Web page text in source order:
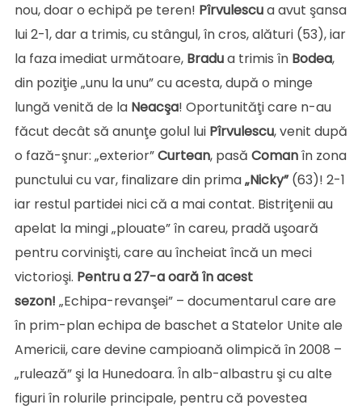
nou, doar o echipă pe teren! Pîrvulescua avut şansa
lui 2-1, dar a trimis, cu stângul, în cros, alături (53), iar
la faza imediat următoare, Bradua trimis în Bodea,
din poziţie „unu la unu” cu acesta, după o minge
lungă venită de la Neacşa! Oportunităţi care n-au
făcut decât să anunţe golul lui Pîrvulescu, venit după
o fază-şnur: „exterior”Curtean, pasă Comanîn zona
punctului cu var, finalizare din prima„Nicky”(63)! 2-1
iar restul partidei nici că a mai contat. Bistriţenii au
apelat la mingi „plouate” în careu, pradă uşoară
pentru corvinişti, care au încheiat încă un meci
victorioşi. Pentru a 27-a oară în acest
sezon! „Echipa-revanşei” – documentarul care are
în prim-plan echipa de baschet a Statelor Unite ale
Americii, care devine campioană olimpică în 2008 –
„rulează” şi la Hunedoara. În alb-albastru şi cu alte
figuri în rolurile principale, pentru că povestea